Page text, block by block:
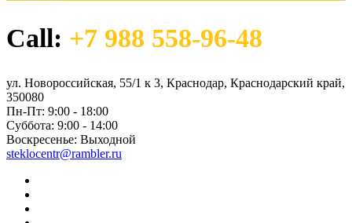
Call: +7 988 558-96-48
ул. Новороссийская, 55/1 к 3, Краснодар, Краснодарский край,
350080
Пн-Пт: 9:00 - 18:00
Суббота: 9:00 - 14:00
Воскресенье: Выходной
steklocentr@rambler.ru